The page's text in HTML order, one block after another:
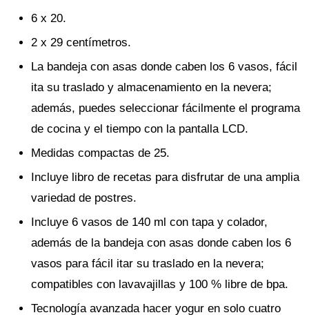
6 x 20.
2 x 29 centímetros.
La bandeja con asas donde caben los 6 vasos, fácil
ita su traslado y almacenamiento en la nevera;
además, puedes seleccionar fácilmente el programa
de cocina y el tiempo con la pantalla LCD.
Medidas compactas de 25.
Incluye libro de recetas para disfrutar de una amplia
variedad de postres.
Incluye 6 vasos de 140 ml con tapa y colador,
además de la bandeja con asas donde caben los 6
vasos para fácil itar su traslado en la nevera;
compatibles con lavavajillas y 100 % libre de bpa.
Tecnología avanzada hacer yogur en solo cuatro